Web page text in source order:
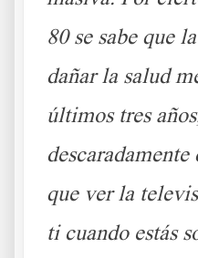
80 se sabe que
dañar la salud
últimos tres
descaradamente
que ver la
ti cuando estás